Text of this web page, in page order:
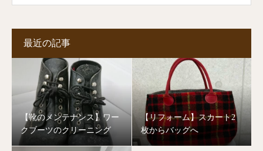
最近の記事
【靴のメンテナンス】ワー
クブーツのクリーニング
【リフォーム】スカート2
枚からバッグへ